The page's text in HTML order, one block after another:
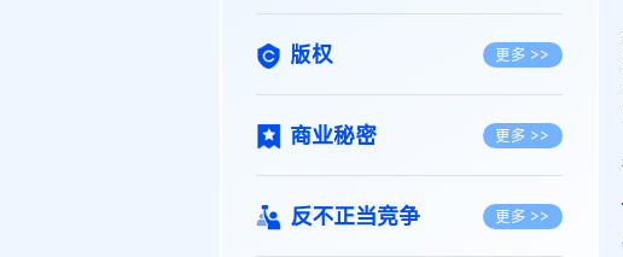
版权 更多 >>
商业秘密 更多 >>
反不正当竞争 更多 >>